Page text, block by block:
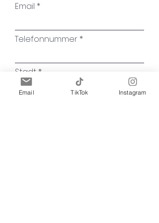
denn darin liegt die Essenz
Anziehungskraft, die von
Stärke getragen wird.
Email
Telefonnummer
Stadt
Email TikTok Instagram